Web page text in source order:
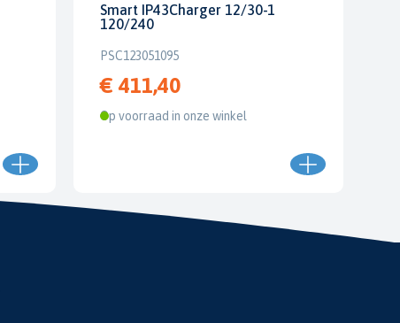
Smart IP43Charger 12/30-1
120/240
PSC123051095
€ 411,40
Op voorraad in onze winkel